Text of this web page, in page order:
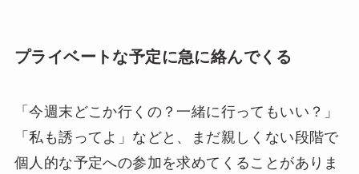
プライベートな予定に急に絡んでくる
「今週末どこか行くの？一緒に行ってもいい？」
「私も誘ってよ」などと、まだ親しくない段階で
個人的な予定への参加を求めてくることがありま